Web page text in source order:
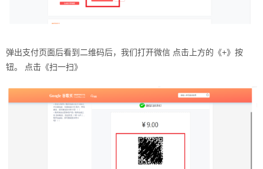
弹出支付页面后看到二维码后，我们打开微信 点击上方的《+》按
钮。 点击《扫一扫》